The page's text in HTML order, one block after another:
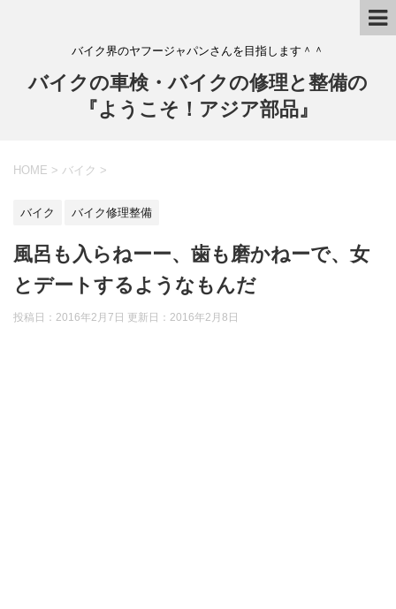
バイク界のヤフージャパンさんを目指します＾＾
バイクの車検・バイクの修理と整備の
『ようこそ！アジア部品』
HOME > バイク >
バイク バイク修理整備
風呂も入らねーー、歯も磨かねーで、女
とデートするようなもんだ
投稿日：2016年2月7日 更新日： 2016年2月8日